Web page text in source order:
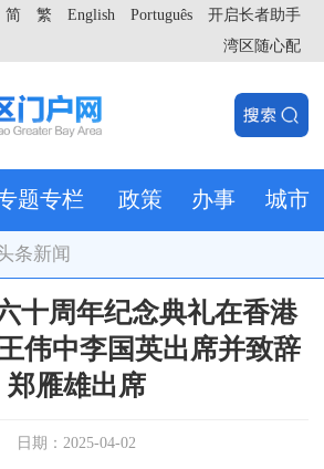
开启长者助手
Português
English
繁
简
湾区随心配
题专栏 政策 办事 城市
条新闻
十周年纪念典礼在香港
伟中李国英出席并致辞
郑雁雄出席
日期：2025-04-02